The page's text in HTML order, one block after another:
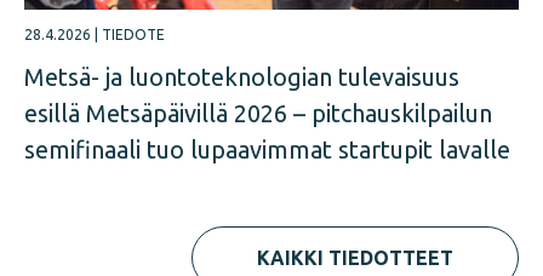
28.4.2026 TIEDOTE
Metsä- ja luontoteknologian tulevaisuus
esillä Metsäpäivillä 2026 – pitchauskilpailun
semifinaali tuo lupaavimmat startupit lavalle
KAIKKI TIEDOTTEET